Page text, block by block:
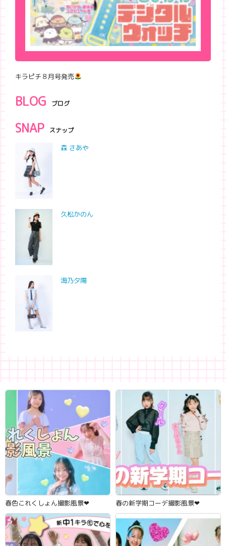
キラピチ８月号発売
BLOG ブログ
SNAP スナップ
森 さあや
久松かのん
海乃夕陽
春色これくしょん撮影風景‪‪❤︎‬ 春の新学期コーデ撮影風景‪‪❤︎‬